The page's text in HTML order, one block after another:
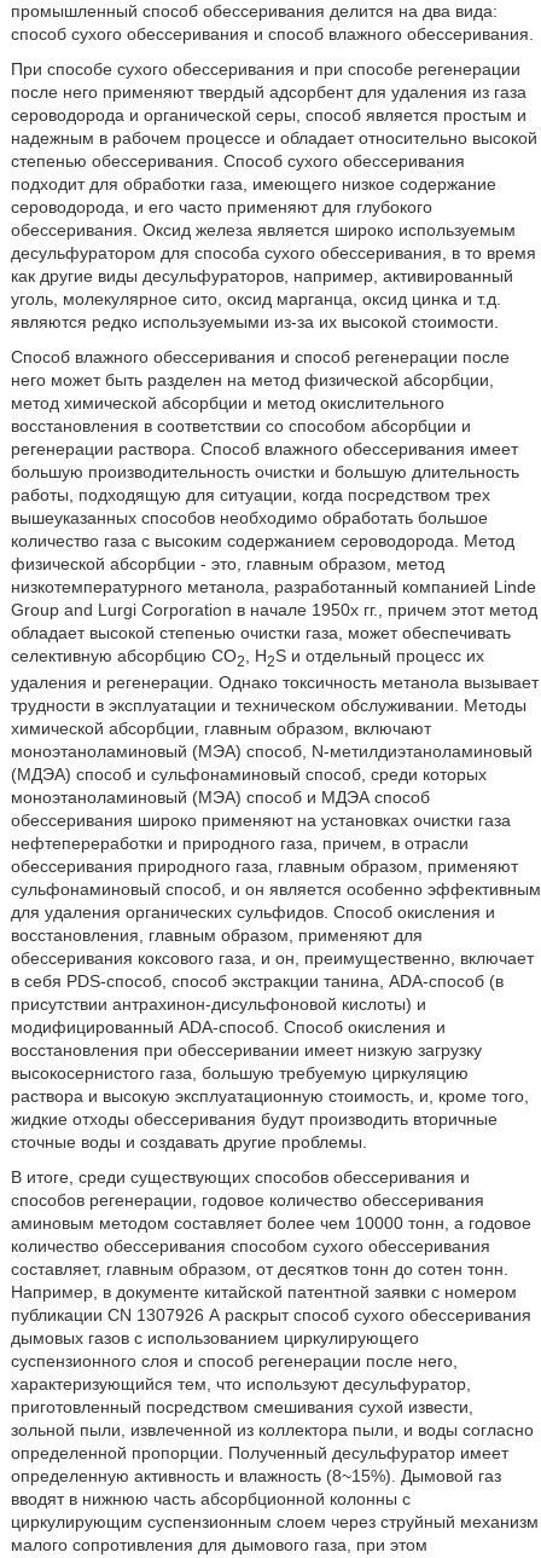
промышленный способ обессеривания делится на два вида:
способ сухого обессеривания и способ влажного обессеривания.
При способе сухого обессеривания и при способе регенерации
после него применяют твердый адсорбент для удаления из газа
сероводорода и органической серы, способ является простым и
надежным в рабочем процессе и обладает относительно высокой
степенью обессеривания. Способ сухого обессеривания
подходит для обработки газа, имеющего низкое содержание
сероводорода, и его часто применяют для глубокого
обессеривания. Оксид железа является широко используемым
десульфуратором для способа сухого обессеривания, в то время
как другие виды десульфураторов, например, активированный
уголь, молекулярное сито, оксид марганца, оксид цинка и т.д.
являются редко используемыми из-за их высокой стоимости.
Способ влажного обессеривания и способ регенерации после
него может быть разделен на метод физической абсорбции,
метод химической абсорбции и метод окислительного
восстановления в соответствии со способом абсорбции и
регенерации раствора. Способ влажного обессеривания имеет
большую производительность очистки и большую длительность
работы, подходящую для ситуации, когда посредством трех
вышеуказанных способов необходимо обработать большое
количество газа с высоким содержанием сероводорода. Метод
физической абсорбции - это, главным образом, метод
низкотемпературного метанола, разработанный компанией Linde
Group and Lurgi Corporation в начале 1950х гг., причем этот метод
обладает высокой степенью очистки газа, может обеспечивать
селективную абсорбцию СО2, H2S и отдельный процесс их
удаления и регенерации. Однако токсичность метанола вызывает
трудности в эксплуатации и техническом обслуживании. Методы
химической абсорбции, главным образом, включают
моноэтаноламиновый (МЭА) способ, N-метилдиэтаноламиновый
(МДЭА) способ и сульфонаминовый способ, среди которых
моноэтаноламиновый (МЭА) способ и МДЭА способ
обессеривания широко применяют на установках очистки газа
нефтепереработки и природного газа, причем, в отрасли
обессеривания природного газа, главным образом, применяют
сульфонаминовый способ, и он является особенно эффективным
для удаления органических сульфидов. Способ окисления и
восстановления, главным образом, применяют для
обессеривания коксового газа, и он, преимущественно, включает
в себя PDS-способ, способ экстракции танина, ADA-способ (в
присутствии антрахинон-дисульфоновой кислоты) и
модифицированный ADA-способ. Способ окисления и
восстановления при обессеривании имеет низкую загрузку
высокосернистого газа, большую требуемую циркуляцию
раствора и высокую эксплуатационную стоимость, и, кроме того,
жидкие отходы обессеривания будут производить вторичные
сточные воды и создавать другие проблемы.
В итоге, среди существующих способов обессеривания и
способов регенерации, годовое количество обессеривания
аминовым методом составляет более чем 10000 тонн, а годовое
количество обессеривания способом сухого обессеривания
составляет, главным образом, от десятков тонн до сотен тонн.
Например, в документе китайской патентной заявки с номером
публикации CN 1307926 А раскрыт способ сухого обессеривания
дымовых газов с использованием циркулирующего
суспензионного слоя и способ регенерации после него,
характеризующийся тем, что используют десульфуратор,
приготовленный посредством смешивания сухой извести,
зольной пыли, извлеченной из коллектора пыли, и воды согласно
определенной пропорции. Полученный десульфуратор имеет
определенную активность и влажность (8~15%). Дымовой газ
вводят в нижнюю часть абсорбционной колонны с
циркулирующим суспензионным слоем через струйный механизм
малого сопротивления для дымового газа, при этом